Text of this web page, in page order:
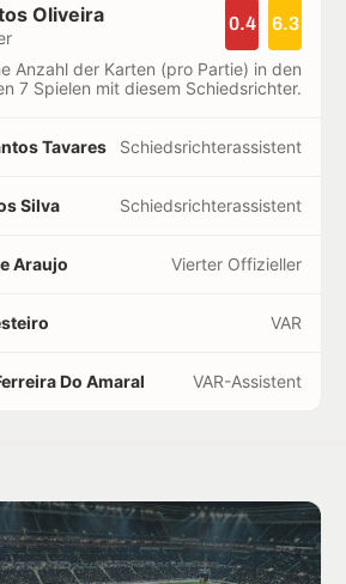
Oliveira 0.4 6.3
Anzahl der Karten (pro Partie) in den
7 Spielen mit diesem Schiedsrichter.
Tavares Schiedsrichterassistent
Silva Schiedsrichterassistent
Araujo Vierter Offizieller
VAR
Do Amaral VAR-Assistent